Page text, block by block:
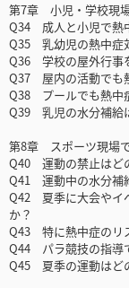
第7章 小児・学校現
Q34 成人と小児で熱
Q35 乳幼児の熱中症
Q36 学校の屋外行事
Q37 屋内の活動でも
Q38 プールでも熱中
Q39 乳児の水分補給
第8章 スポーツ現場
Q40 運動の禁止はど
Q41 運動中の水分補
Q42 夏季に大会やイ
か？
Q43 特に熱中症のリ
Q44 パラ競技の指導
Q45 夏季の運動はど